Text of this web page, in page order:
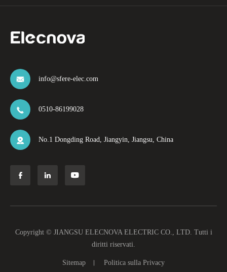
 info@sfere-elec.com
 0510-86199028
 No.1 Dongding Road, Jiangyin, Jiangsu, China
  
Copyright © JIANGSU ELECNOVA ELECTRIC CO., LTD. Tutti i
diritti riservati.
Sitemap Politica sulla Privacy